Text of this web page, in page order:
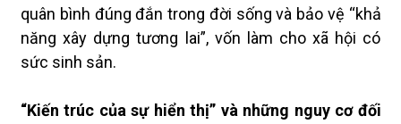
quân bình đúng đắn trong đời sống và bảo vệ “khả
năng xây dựng tương lai”, vốn làm cho xã hội có
sức sinh sản.
“Kiến trúc của sự hiển thị” và những nguy cơ đối